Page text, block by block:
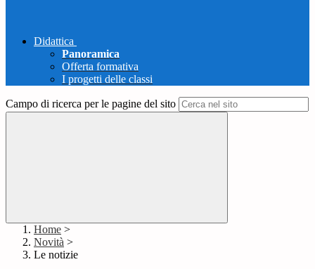
Didattica
Panoramica
Offerta formativa
I progetti delle classi
Campo di ricerca per le pagine del sito
Home >
Novità >
Le notizie